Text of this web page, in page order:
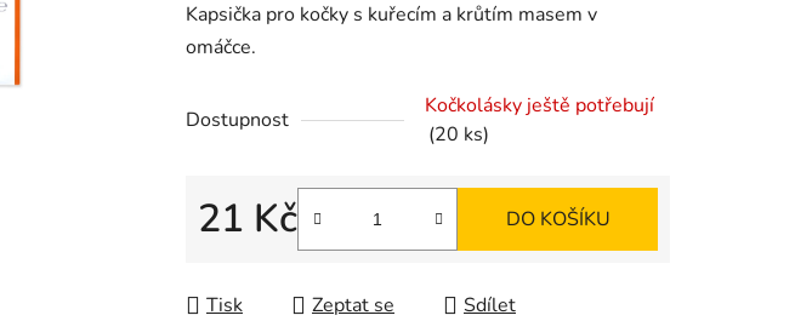
je
0,0
5
Kapsička pro kočky s kuřecím a krůtím masem v
omáčce.
Dostupnost
Kočkolásky ještě potřebují
(20 ks)
21 Kč
Měrná cena:
DO KOŠÍKU
Tisk Zeptat se Sdílet